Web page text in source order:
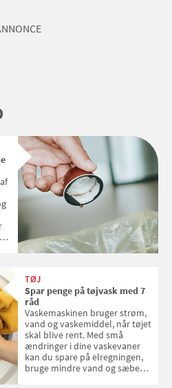
TØJ
Spar penge på tøjvask med 7
råd
Vaskemaskinen bruger strøm,
vand og vaskemiddel, når tøjet
skal blive rent. Med små
ændringer i dine vaskevaner
kan du spare på elregningen,
bruge mindre vand og sæbe